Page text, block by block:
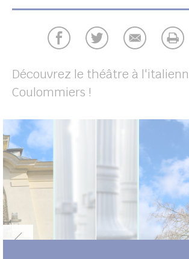
Découvrez le théâtre à
Coulommiers !